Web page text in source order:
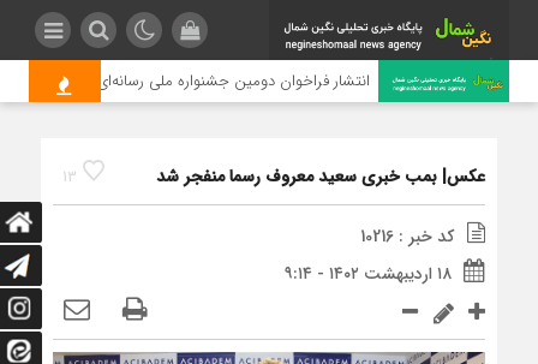
انتشار فراخوان دومین جشنواره ملی رسانه‌ای چای
13 عکس| بمب خبری سعید معروف رسما منفجر شد
کد خبر : 10216
۱۸ اردیبهشت ۱۴۰۲ - ۹:۱۴